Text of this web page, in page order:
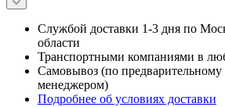
Службой доставки 1-3 дня по
области
Транспортными компаниями в
Самовывоз (по
менеджером)
Подробнее об условиях доставки